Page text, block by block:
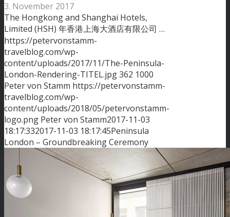
3. November 2017
The Hongkong and Shanghai Hotels,
Limited (HSH) 年香港上海大酒店有限公司 …
https://petervonstamm-
travelblog.com/wp-
content/uploads/2017/11/The-Peninsula-
London-Rendering-TITEL.jpg362 1000
Peter von Stamm https://petervonstamm-
travelblog.com/wp-
content/uploads/2018/05/petervonstamm-
logo.png Peter von Stamm2017-11-03
18:17:332017-11-03 18:17:45Peninsula
London – Groundbreaking Ceremony